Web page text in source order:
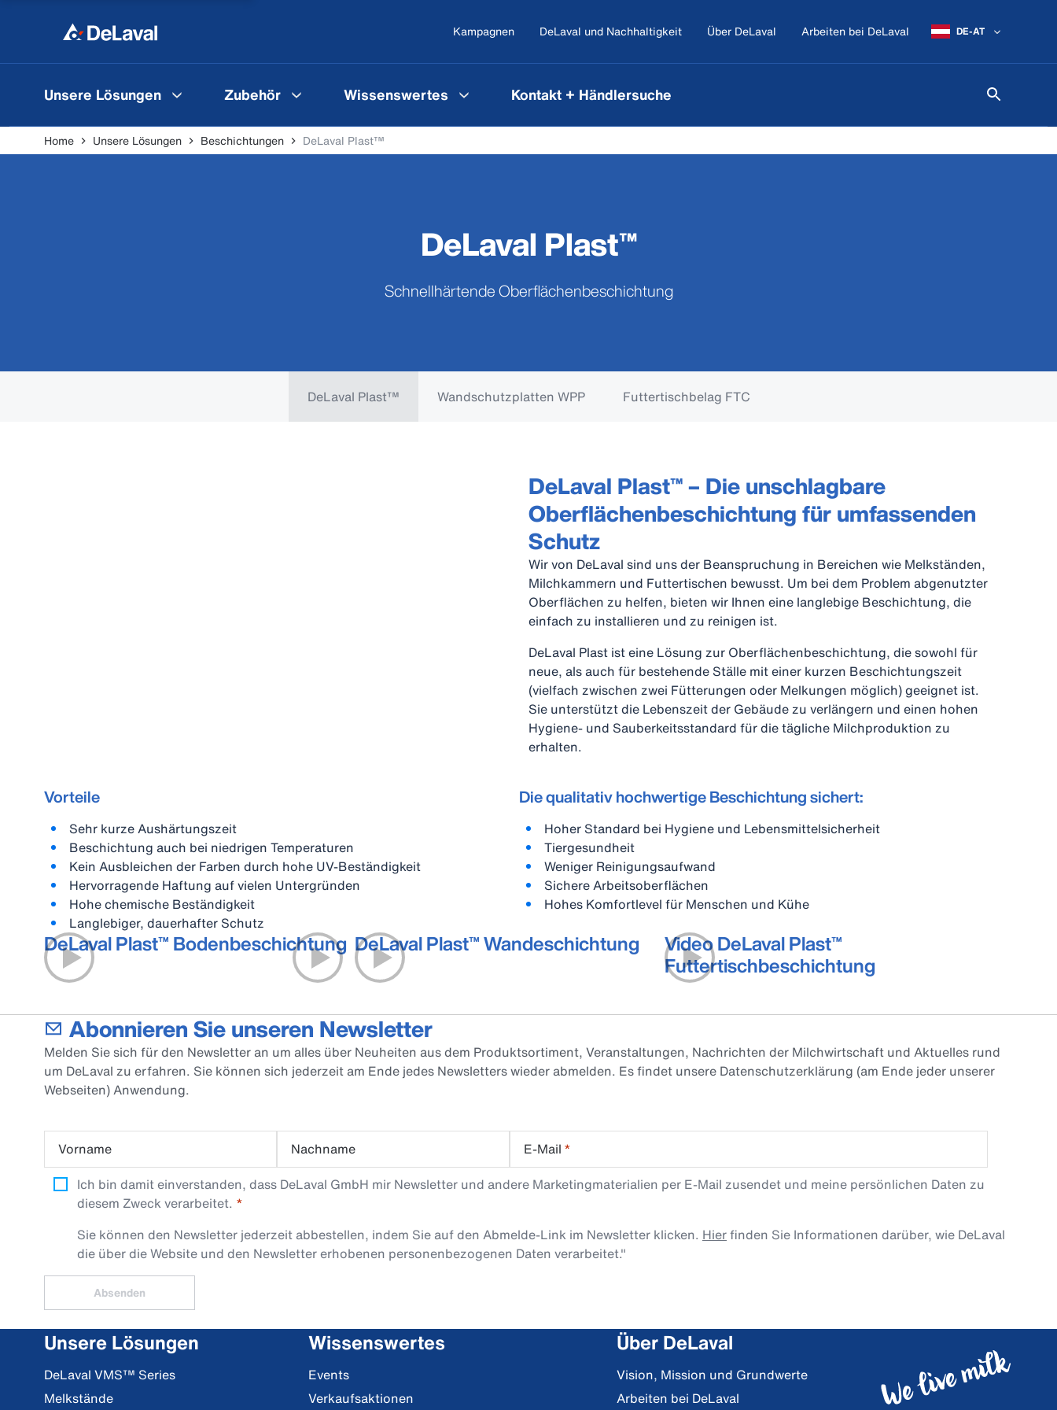
Kampagnen DeLaval und Nachhaltigkeit Über DeLaval Arbeiten bei DeLaval DE-AT
Unsere Lösungen Zubehör Wissenswertes Kontakt + Händlersuche
Home Unsere Lösungen Beschichtungen DeLaval Plast™
DeLaval Plast™
Schnellhärtende Oberflächenbeschichtung
DeLaval Plast™ Wandschutzplatten WPP Futtertischbelag FTC
DeLaval Plast™ – Die unschlagbare
Oberflächenbeschichtung für umfassenden
Schutz
Wir von DeLaval sind uns der Beanspruchung in Bereichen wie Melkständen,
Milchkammern und Futtertischen bewusst. Um bei dem Problem abgenutzter
Oberflächen zu helfen, bieten wir Ihnen eine langlebige Beschichtung, die
einfach zu installieren und zu reinigen ist.
DeLaval Plast ist eine Lösung zur Oberflächenbeschichtung, die sowohl für
neue, als auch für bestehende Ställe mit einer kurzen Beschichtungszeit
(vielfach zwischen zwei Fütterungen oder Melkungen möglich) geeignet ist.
Sie unterstützt die Lebenszeit der Gebäude zu verlängern und einen hohen
Hygiene- und Sauberkeitsstandard für die tägliche Milchproduktion zu
erhalten.
Vorteile
Sehr kurze Aushärtungszeit
Beschichtung auch bei niedrigen Temperaturen
Kein Ausbleichen der Farben durch hohe UV-Beständigkeit
Hervorragende Haftung auf vielen Untergründen
Hohe chemische Beständigkeit
Langlebiger, dauerhafter Schutz
Die qualitativ hochwertige Beschichtung sichert:
Hoher Standard bei Hygiene und Lebensmittelsicherheit
Tiergesundheit
Weniger Reinigungsaufwand
Sichere Arbeitsoberflächen
Hohes Komfortlevel für Menschen und Kühe
DeLaval Plast™ Bodenbeschichtung DeLaval Plast™ Wandeschichtung Video DeLaval Plast™
Futtertischbeschichtung
Abonnieren Sie unseren Newsletter
Melden Sie sich für den Newsletter an um alles über Neuheiten aus dem Produktsortiment, Veranstaltungen, Nachrichten der Milchwirtschaft und Aktuelles rund
um DeLaval zu erfahren. Sie können sich jederzeit am Ende jedes Newsletters wieder abmelden. Es findet unsere Datenschutzerklärung (am Ende jeder unserer
Webseiten) Anwendung.
Vorname Nachname E-Mail *
Ich bin damit einverstanden, dass DeLaval GmbH mir Newsletter und andere Marketingmaterialien per E-Mail zusendet und meine persönlichen Daten zu
diesem Zweck verarbeitet.
Sie können den Newsletter jederzeit abbestellen, indem Sie auf den Abmelde-Link im Newsletter klicken. Hierfinden Sie Informationen darüber, wie DeLaval
die über die Website und den Newsletter erhobenen personenbezogenen Daten verarbeitet."
Absenden
Unsere Lösungen
DeLaval VMS™ Series
Melkstände
Wissenswertes
Events
Verkaufsaktionen
Über DeLaval
Vision, Mission und Grundwerte
Arbeiten bei DeLaval